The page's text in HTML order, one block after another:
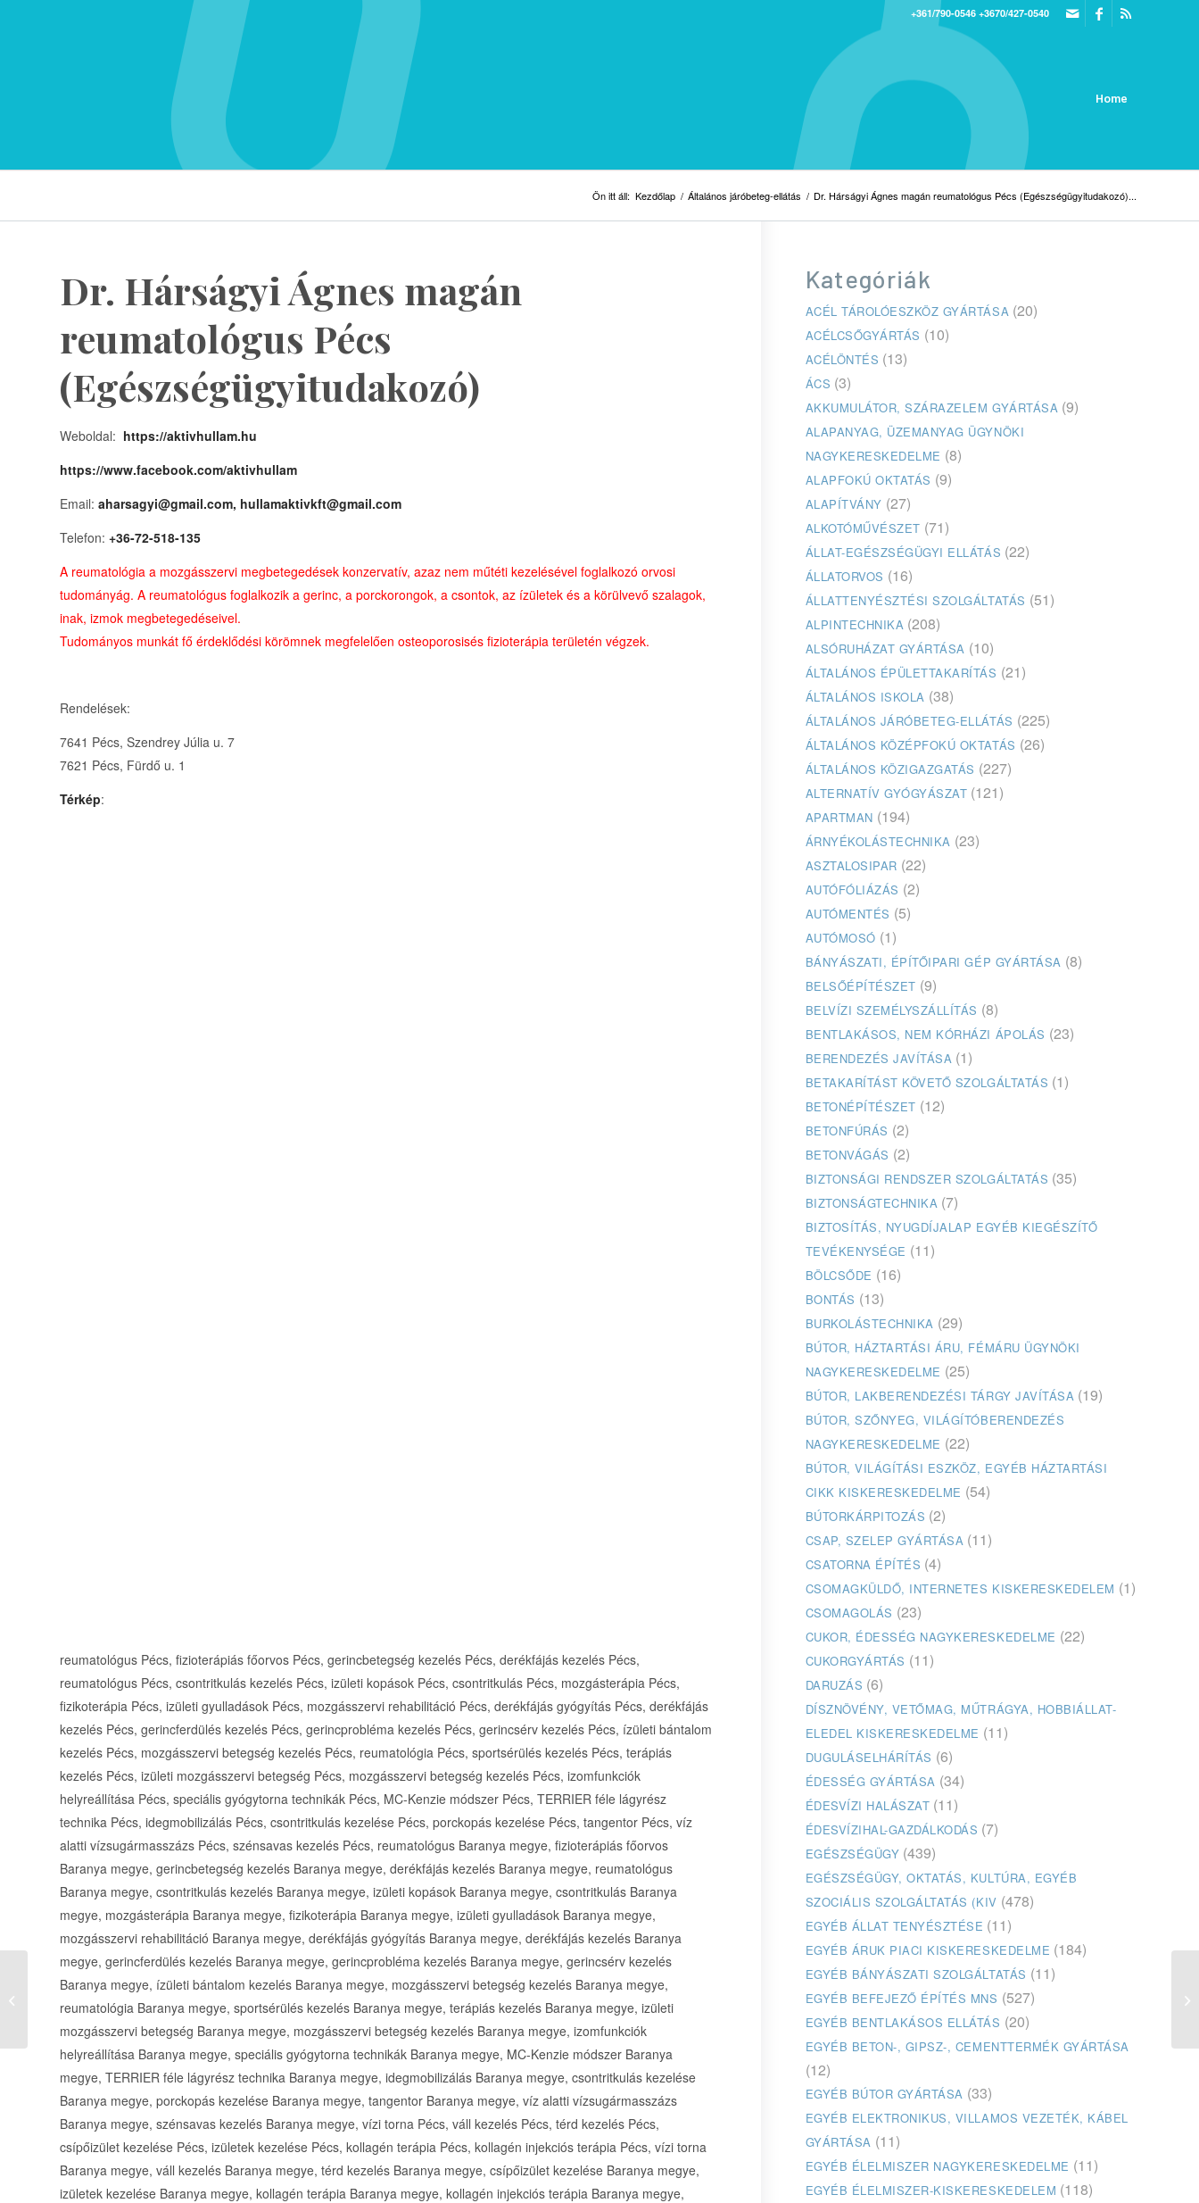
+361/790-0546 +3670/427-0540
Home
Ön itt áll: Kezdőlap / Általános járóbeteg-ellátás / Dr. Hárságyi Ágnes magán reumatológus Pécs (Egészségügyitudakozó)...
Dr. Hárságyi Ágnes magán
reumatológus Pécs
(Egészségügyitudakozó)
Weboldal: https://aktivhullam.hu
https://www.facebook.com/aktivhullam
Email: aharsagyi@gmail.com, hullamaktivkft@gmail.com
Telefon: +36-72-518-135
A reumatológia a mozgásszervi megbetegedések konzervatív, azaz nem műtéti kezelésével foglalkozó orvosi
tudományág. A reumatológus foglalkozik a gerinc, a porckorongok, a csontok, az ízületek és a körülvevő szalagok,
inak, izmok megbetegedéseivel.
Tudományos munkát fő érdeklődési körömnek megfelelően osteoporosisés fizioterápia területén végzek.
Rendelések:
7641 Pécs, Szendrey Júlia u. 7
7621 Pécs, Fürdő u. 1
Térkép:
reumatológus Pécs, fizioterápiás főorvos Pécs, gerincbetegség kezelés Pécs, derékfájás kezelés Pécs,
reumatológus Pécs, csontritkulás kezelés Pécs, izületi kopások Pécs, csontritkulás Pécs, mozgásterápia Pécs,
fizikoterápia Pécs, izületi gyulladások Pécs, mozgásszervi rehabilitáció Pécs, derékfájás gyógyítás Pécs, derékfájás
kezelés Pécs, gerincferdülés kezelés Pécs, gerincprobléma kezelés Pécs, gerincsérv kezelés Pécs, ízületi bántalom
kezelés Pécs, mozgásszervi betegség kezelés Pécs, reumatológia Pécs, sportsérülés kezelés Pécs, terápiás
kezelés Pécs, izületi mozgásszervi betegség Pécs, mozgásszervi betegség kezelés Pécs, izomfunkciók
helyreállítása Pécs, speciális gyógytorna technikák Pécs, MC-Kenzie módszer Pécs, TERRIER féle lágyrész
technika Pécs, idegmobilizálás Pécs, csontritkulás kezelése Pécs, porckopás kezelése Pécs, tangentor Pécs, víz
alatti vízsugármasszázs Pécs, szénsavas kezelés Pécs, reumatológus Baranya megye, fizioterápiás főorvos
Baranya megye, gerincbetegség kezelés Baranya megye, derékfájás kezelés Baranya megye, reumatológus
Baranya megye, csontritkulás kezelés Baranya megye, izületi kopások Baranya megye, csontritkulás Baranya
megye, mozgásterápia Baranya megye, fizikoterápia Baranya megye, izületi gyulladások Baranya megye,
mozgásszervi rehabilitáció Baranya megye, derékfájás gyógyítás Baranya megye, derékfájás kezelés Baranya
megye, gerincferdülés kezelés Baranya megye, gerincprobléma kezelés Baranya megye, gerincsérv kezelés
Baranya megye, ízületi bántalom kezelés Baranya megye, mozgásszervi betegség kezelés Baranya megye,
reumatológia Baranya megye, sportsérülés kezelés Baranya megye, terápiás kezelés Baranya megye, izületi
mozgásszervi betegség Baranya megye, mozgásszervi betegség kezelés Baranya megye, izomfunkciók
helyreállítása Baranya megye, speciális gyógytorna technikák Baranya megye, MC-Kenzie módszer Baranya
megye, TERRIER féle lágyrész technika Baranya megye, idegmobilizálás Baranya megye, csontritkulás kezelése
Baranya megye, porckopás kezelése Baranya megye, tangentor Baranya megye, víz alatti vízsugármasszázs
Baranya megye, szénsavas kezelés Baranya megye, vízi torna Pécs, váll kezelés Pécs, térd kezelés Pécs,
csípőizület kezelése Pécs, izületek kezelése Pécs, kollagén terápia Pécs, kollagén injekciós terápia Pécs, vízi torna
Baranya megye, váll kezelés Baranya megye, térd kezelés Baranya megye, csípőizület kezelése Baranya megye,
izületek kezelése Baranya megye, kollagén terápia Baranya megye, kollagén injekciós terápia Baranya megye,
Kategóriák
ACÉL TÁROLÓESZKÖZ GYÁRTÁSA (20)
ACÉLCSŐGYÁRTÁS (10)
ACÉLÖNTÉS (13)
ÁCS (3)
AKKUMULÁTOR, SZÁRAZELEM GYÁRTÁSA (9)
ALAPANYAG, ÜZEMANYAG ÜGYNÖKI
NAGYKERESKEDELME (8)
ALAPFOKÚ OKTATÁS (9)
ALAPÍTVÁNY (27)
ALKOTÓMŰVÉSZET (71)
ÁLLAT-EGÉSZSÉGÜGYI ELLÁTÁS (22)
ÁLLATORVOS (16)
ÁLLATTENYÉSZTÉSI SZOLGÁLTATÁS (51)
ALPINTECHNIKA (208)
ALSÓRUHÁZAT GYÁRTÁSA (10)
ÁLTALÁNOS ÉPÜLETTAKARÍTÁS (21)
ÁLTALÁNOS ISKOLA (38)
ÁLTALÁNOS JÁRÓBETEG-ELLÁTÁS (225)
ÁLTALÁNOS KÖZÉPFOKÚ OKTATÁS (26)
ÁLTALÁNOS KÖZIGAZGATÁS (227)
ALTERNATÍV GYÓGYÁSZAT (121)
APARTMAN (194)
ÁRNYÉKOLÁSTECHNIKA (23)
ASZTALOSIPAR (22)
AUTÓFÓLIÁZÁS (2)
AUTÓMENTÉS (5)
AUTÓMOSÓ (1)
BÁNYÁSZATI, ÉPÍTŐIPARI GÉP GYÁRTÁSA (8)
BELSŐÉPÍTÉSZET (9)
BELVÍZI SZEMÉLYSZÁLLÍTÁS (8)
BENTLAKÁSOS, NEM KÓRHÁZI ÁPOLÁS (23)
BERENDEZÉS JAVÍTÁSA (1)
BETAKARÍTÁST KÖVETŐ SZOLGÁLTATÁS (1)
BETONÉPÍTÉSZET (12)
BETONFÚRÁS (2)
BETONVÁGÁS (2)
BIZTONSÁGI RENDSZER SZOLGÁLTATÁS (35)
BIZTONSÁGTECHNIKA (7)
BIZTOSÍTÁS, NYUGDÍJALAP EGYÉB KIEGÉSZÍTŐ
TEVÉKENYSÉGE (11)
BÖLCSŐDE (16)
BONTÁS (13)
BURKOLÁSTECHNIKA (29)
BÚTOR, HÁZTARTÁSI ÁRU, FÉMÁRU ÜGYNÖKI
NAGYKERESKEDELME (25)
BÚTOR, LAKBERENDEZÉSI TÁRGY JAVÍTÁSA (19)
BÚTOR, SZŐNYEG, VILÁGÍTÓBERENDEZÉS
NAGYKERESKEDELME (22)
BÚTOR, VILÁGÍTÁSI ESZKÖZ, EGYÉB HÁZTARTÁSI
CIKK KISKERESKEDELME (54)
BÚTORKÁRPITOZÁS (2)
CSAP, SZELEP GYÁRTÁSA (11)
CSATORNA ÉPÍTÉS (4)
CSOMAGKÜLDŐ, INTERNETES KISKERESKEDELEM (1)
CSOMAGOLÁS (23)
CUKOR, ÉDESSÉG NAGYKERESKEDELME (22)
CUKORGYÁRTÁS (11)
DARUZÁS (6)
DÍSZNÖVÉNY, VETŐMAG, MŰTRÁGYA, HOBBIÁLLAT-
ELEDEL KISKERESKEDELME (11)
DUGULÁSELHÁRÍTÁS (6)
ÉDESSÉG GYÁRTÁSA (34)
ÉDESVÍZI HALÁSZAT (11)
ÉDESVÍZIHAL-GAZDÁLKODÁS (7)
EGÉSZSÉGÜGY (439)
EGÉSZSÉGÜGY, OKTATÁS, KULTÚRA, EGYÉB
SZOCIÁLIS SZOLGÁLTATÁS (KIV (478)
EGYÉB ÁLLAT TENYÉSZTÉSE (11)
EGYÉB ÁRUK PIACI KISKERESKEDELME (184)
EGYÉB BÁNYÁSZATI SZOLGÁLTATÁS (11)
EGYÉB BEFEJEZŐ ÉPÍTÉS MNS (527)
EGYÉB BENTLAKÁSOS ELLÁTÁS (20)
EGYÉB BETON-, GIPSZ-, CEMENTTERMÉK GYÁRTÁSA
(12)
EGYÉB BÚTOR GYÁRTÁSA (33)
EGYÉB ELEKTRONIKUS, VILLAMOS VEZETÉK, KÁBEL
GYÁRTÁSA (11)
EGYÉB ÉLELMISZER NAGYKERESKEDELME (11)
EGYÉB ÉLELMISZER-KISKERESKEDELEM (118)
Dr. Halász József
Homeopata háziorvos,
üzemorvos
(Egészségügyitudako...